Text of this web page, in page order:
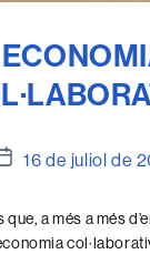
16 de juliol de
a més a més